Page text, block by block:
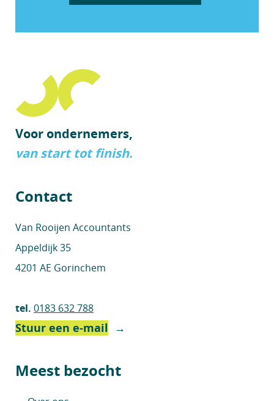
Voor ondernemers,
van start tot finish.
Contact
Van Rooijen Accountants
Appeldijk 35
4201 AE Gorinchem
tel. 0183 632 788
Stuur een e-mail →
Meest bezocht